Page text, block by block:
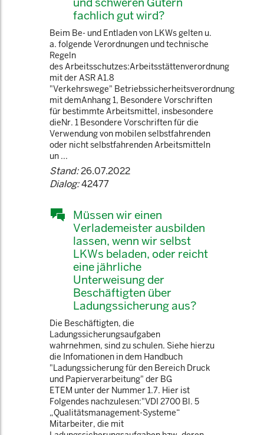
fachlich gut wird?
Beim Be- und Entladen von LKWs gelten u.
a. folgende Verordnungen und technische
Regeln
des Arbeitsschutzes:Arbeitsstättenverordnung
mit der ASR A1.8
"Verkehrswege" Betriebssicherheitsverordnung
mit demAnhang 1, Besondere Vorschriften
für bestimmte Arbeitsmittel, insbesondere
dieNr. 1 Besondere Vorschriften für die
Verwendung von mobilen selbstfahrenden
oder nicht selbstfahrenden Arbeitsmitteln
un ...
Stand:26.07.2022
Dialog:42477
Müssen wir einen
Verlademeister ausbilden
lassen, wenn wir selbst
LKWs beladen, oder reicht
eine jährliche
Unterweisung der
Beschäftigten über
Ladungssicherung aus?
Die Beschäftigten, die
Ladungssicherungsaufgaben
wahrnehmen, sind zu schulen. Siehe hierzu
die Infomationen in dem Handbuch
"Ladungssicherung für den Bereich Druck
und Papierverarbeitung" der BG
ETEM unter der Nummer 1.7. Hier ist
Folgendes nachzulesen:"VDI 2700 Bl. 5
„Qualitätsmanagement-Systeme“
Mitarbeiter, die mit